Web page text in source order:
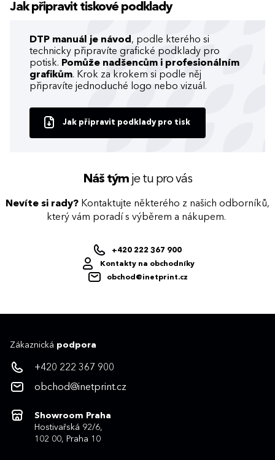
Jak připravit tiskové podklady
DTP manuál je návod , podle kterého si
technicky připravíte grafické podklady pro
potisk. Pomůže nadšencům i profesionálním
grafikům. Krok za krokem si podle něj
připravíte jednoduché logo nebo vizuál.
Jak připravit podklady pro tisk
Náš týmje tu pro vás
Nevíte si rady? Kontaktujte některého z našich odborníků,
který vám poradí s výběrem a nákupem.
+420 222 367 900
Kontakty na obchodníky
obchod@inetprint.cz
Zákaznická podpora
+420 222 367 900
obchod@inetprint.cz
Showroom Praha
Hostivařská 92/6,
102 00, Praha 10